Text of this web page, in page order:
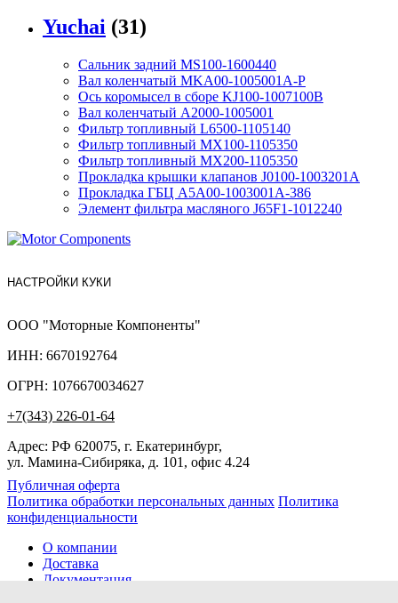
Yuchai (31)
Сальник задний MS100-1600440
Вал коленчатый MKA00-1005001A-P
Ось коромысел в сборе KJ100-1007100B
Вал коленчатый A2000-1005001
Фильтр топливный L6500-1105140
Фильтр топливный MX100-1105350
Фильтр топливный MX200-1105350
Прокладка крышки клапанов J0100-1003201A
Прокладка ГБЦ A5A00-1003001A-386
Элемент фильтра масляного J65F1-1012240
НАСТРОЙКИ КУКИ
ООО "Моторные Компоненты"
ИНН: 6670192764
ОГРН: 1076670034627
+7(343) 226-01-64
Адрес: РФ 620075, г. Екатеринбург,
ул. Мамина-Сибиряка, д. 101, офис 4.24
Публичная оферта
Политика обработки персональных данных Политика
конфиденциальности
О компании
Доставка
Документация